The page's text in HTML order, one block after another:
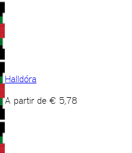
Halldóra
A partir de € 5,78